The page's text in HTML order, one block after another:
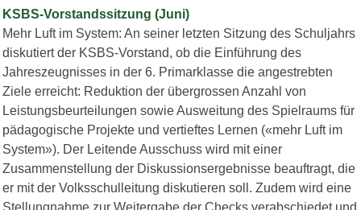
KSBS-Vorstandssitzung (Juni)
Mehr Luft im System: An seiner letzten Sitzung des Schuljahrs
diskutiert der KSBS-Vorstand, ob die Einführung des
Jahreszeugnisses in der 6. Primarklasse die angestrebten
Ziele erreicht: Reduktion der übergrossen Anzahl von
Leistungsbeurteilungen sowie Ausweitung des Spielraums für
pädagogische Projekte und vertieftes Lernen («mehr Luft im
System»). Der Leitende Ausschuss wird mit einer
Zusammenstellung der Diskussionsergebnisse beauftragt, die
er mit der Volksschulleitung diskutieren soll. Zudem wird eine